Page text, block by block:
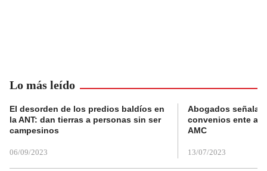
Lo más leído
El desorden de los predios baldíos en
la ANT: dan tierras a personas sin ser
campesinos
06/09/2023
Abogados
convenios ente
AMC
13/07/2023